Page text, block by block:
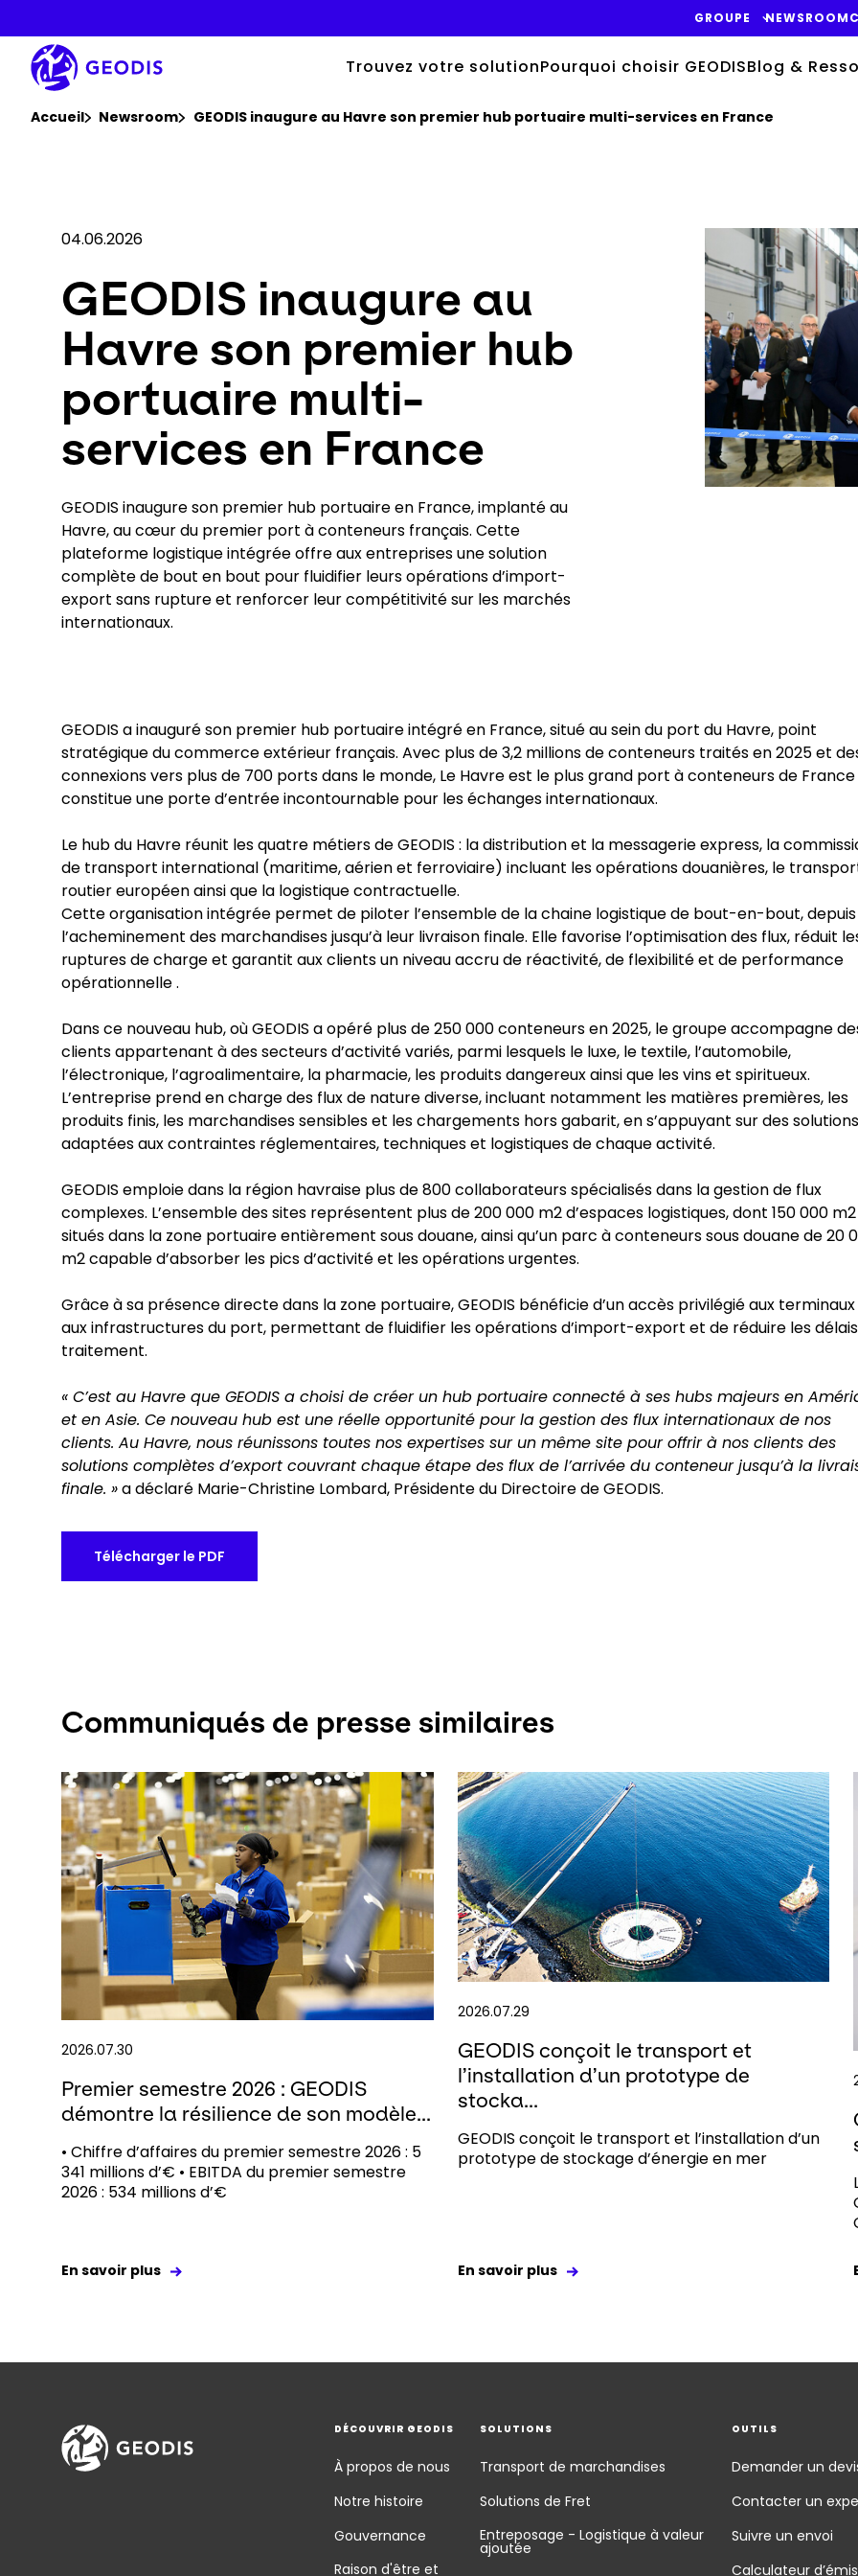
contenu
principal
GROUPE NEWSROOM
Trouvez votre solutionPourquoi choisir GEODISBlog &
Accueil Newsroom GEODIS inaugure au Havre son premier hub portuaire multi-services en France
04.06.2026
GEODIS inaugure au
Havre son premier hub
portuaire multi-
services en France
GEODIS inaugure son premier hub portuaire en France, implanté au
Havre, au cœur du premier port à conteneurs français. Cette
plateforme logistique intégrée offre aux entreprises une solution
complète de bout en bout pour fluidifier leurs opérations d’import-
export sans rupture et renforcer leur compétitivité sur les marchés
internationaux.
Keepeek
GEODIS a inauguré son premier hub portuaire intégré en France, situé au sein du port du Havre, point
stratégique du commerce extérieur français. Avec plus de 3,2 millions de conteneurs traités en 2025 et
connexions vers plus de 700 ports dans le monde, Le Havre est le plus grand port à conteneurs de
constitue une porte d’entrée incontournable pour les échanges internationaux.
Le hub du Havre réunit les quatre métiers de GEODIS : la distribution et la messagerie express, la
de transport international (maritime, aérien et ferroviaire) incluant les opérations douanières, le
routier européen ainsi que la logistique contractuelle.
Cette organisation intégrée permet de piloter l’ensemble de la chaine logistique de bout-en-bout, depuis
l’acheminement des marchandises jusqu’à leur livraison finale. Elle favorise l’optimisation des flux, réduit
ruptures de charge et garantit aux clients un niveau accru de réactivité, de flexibilité et de performance
opérationnelle .
Dans ce nouveau hub, où GEODIS a opéré plus de 250 000 conteneurs en 2025, le groupe accompagne
clients appartenant à des secteurs d’activité variés, parmi lesquels le luxe, le textile, l’automobile,
l’électronique, l’agroalimentaire, la pharmacie, les produits dangereux ainsi que les vins et spiritueux.
L’entreprise prend en charge des flux de nature diverse, incluant notamment les matières premières, les
produits finis, les marchandises sensibles et les chargements hors gabarit, en s’appuyant sur des solutions
adaptées aux contraintes réglementaires, techniques et logistiques de chaque activité.
GEODIS emploie dans la région havraise plus de 800 collaborateurs spécialisés dans la gestion de flux
complexes. L’ensemble des sites représentent plus de 200 000 m2 d’espaces logistiques, dont 150 000 m2
situés dans la zone portuaire entièrement sous douane, ainsi qu’un parc à conteneurs sous douane de 20
m2 capable d’absorber les pics d’activité et les opérations urgentes.
Grâce à sa présence directe dans la zone portuaire, GEODIS bénéficie d’un accès privilégié aux
aux infrastructures du port, permettant de fluidifier les opérations d’import-export et de réduire les
traitement.
« C’est au Havre que GEODIS a choisi de créer un hub portuaire connecté à ses hubs majeurs en
et en Asie. Ce nouveau hub est une réelle opportunité pour la gestion des flux internationaux de nos
clients. Au Havre, nous réunissons toutes nos expertises sur un même site pour offrir à nos clients des
solutions complètes d’export couvrant chaque étape des flux de l’arrivée du conteneur jusqu’à la
finale. »a déclaré Marie-Christine Lombard, Présidente du Directoire de GEODIS.
Télécharger le PDF
Communiqués de presse similaires
2026.07.30
Premier semestre 2026 : GEODIS
démontre la résilience de son modèle...
• Chiffre d’affaires du premier semestre 2026 : 5
341 millions d’€ • EBITDA du premier semestre
2026 : 534 millions d’€
En savoir plus
2026.07.29
GEODIS conçoit le transport et
l’installation d’un prototype de
stocka...
GEODIS conçoit le transport et l’installation d’un
prototype de stockage d’énergie en mer
En savoir plus
DÉCOUVRIR GEODIS
À propos de nous
Notre histoire
Gouvernance
Raison d'être et
SOLUTIONS
Transport de marchandises
Solutions de Fret
Entreposage - Logistique à valeur
ajoutée
OUTILS
Demander un
Contacter un
Suivre un envoi
Calculateur